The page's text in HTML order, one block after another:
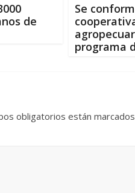
de
Se
programa
obligatorios están